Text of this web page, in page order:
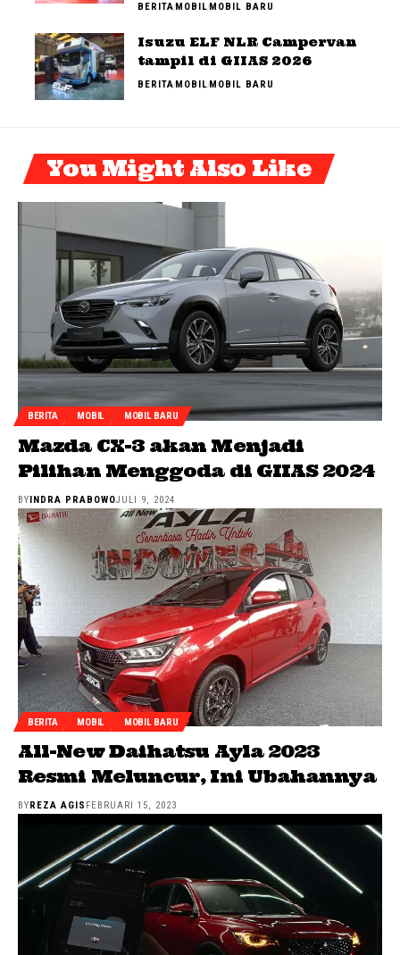
BERITAMOBILMOBIL BARU
Isuzu ELF NLR Campervan
tampil di GIIAS 2026
BERITAMOBILMOBIL BARU
You Might Also Like
BERITA MOBIL MOBIL BARU
Mazda CX-3 akan Menjadi
Pilihan Menggoda di GIIAS 2024
BYINDRA PRABOWOJULI 9, 2024
BERITA MOBIL MOBIL BARU
All-New Daihatsu Ayla 2023
Resmi Meluncur, Ini Ubahannya
BY REZA AGIS FEBRUARI 15, 2023